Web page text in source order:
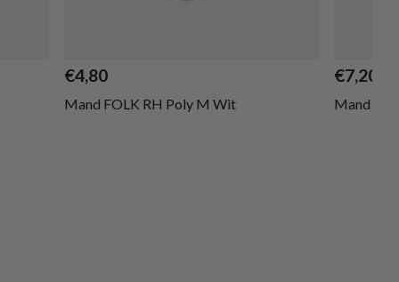
€4,80
Mand FOLK RH Poly M Wit
€7,20
Mand